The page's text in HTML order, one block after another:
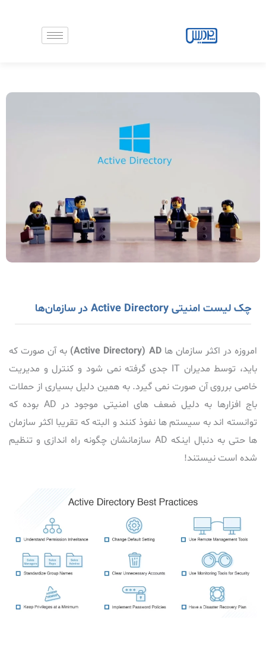
چک لیست امنیتی Active Directory در سازمان‌ها
امروزه در اکثر سازمان هاActive Directory) AD) به آن صورت که
باید، توسط مدیران IT جدی گرفته نمی شود و کنترل و مدیریت
خاصی برروی آن صورت نمی گیرد. به همین دلیل بسیاری از حملات
باج افزارها به دلیل ضعف های امنیتی موجود در AD بوده که
توانسته اند به سیستم ها نفوذ کنند و البته که تقریبا اکثر سازمان
ها حتی به دنبال اینکه AD سازمانشان چگونه راه اندازی و تنظیم
شده است نیستند!